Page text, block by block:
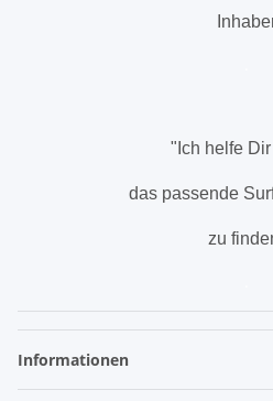
"Ich helfe
das passende
zu
Informationen